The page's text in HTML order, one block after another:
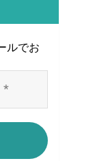
ルでお